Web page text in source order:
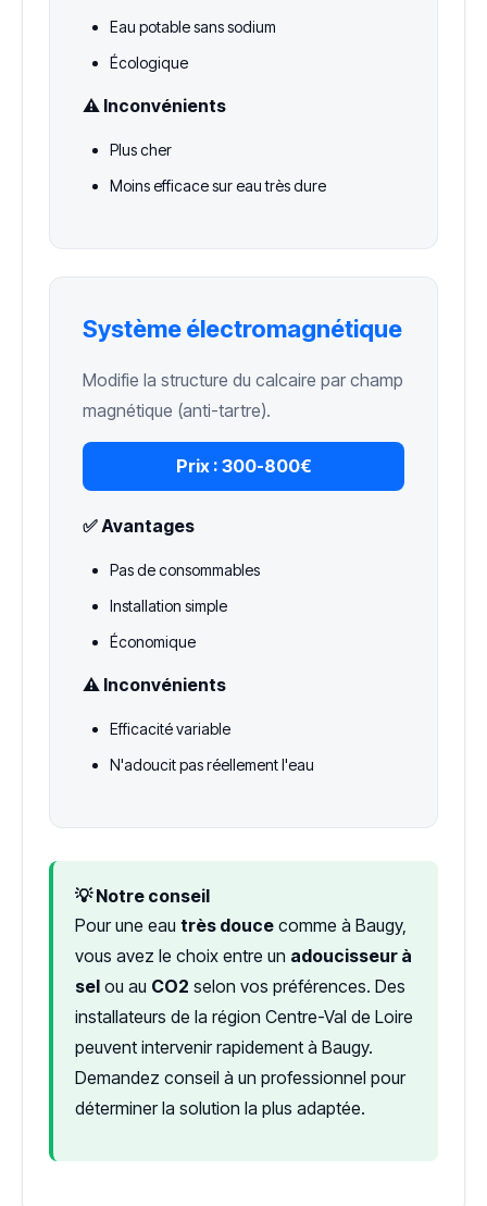
Eau potable sans sodium
Écologique
⚠️ Inconvénients
Plus cher
Moins efficace sur eau très dure
Système électromagnétique
Modifie la structure du calcaire par champ
magnétique (anti-tartre).
Prix : 300-800€
✅ Avantages
Pas de consommables
Installation simple
Économique
⚠️ Inconvénients
Efficacité variable
N'adoucit pas réellement l'eau
💡 Notre conseil
Pour une eau très douce comme à Baugy,
vous avez le choix entre un adoucisseur à
sel ou au CO2 selon vos préférences. Des
installateurs de la région Centre-Val de Loire
peuvent intervenir rapidement à Baugy.
Demandez conseil à un professionnel pour
déterminer la solution la plus adaptée.